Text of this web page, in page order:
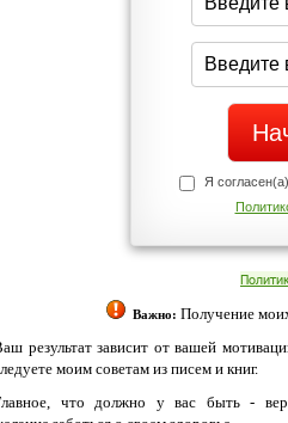
Я
Важно: Получение
результат зависит от вашей
моим советам из писем и книг.
что должно у вас быть -